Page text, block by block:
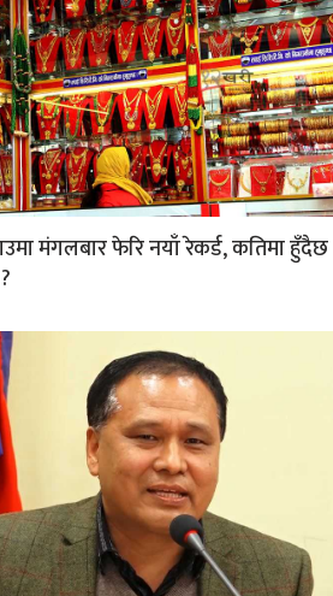
मंगलबार फेरि नयाँ रेकर्ड, कतिमा हुँदैछ